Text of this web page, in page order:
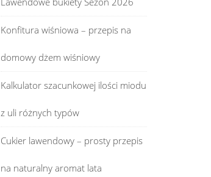
Konfitura wiśniowa – przepis na
domowy dżem wiśniowy
Kalkulator szacunkowej ilości miodu
z uli różnych typów
Cukier lawendowy – prosty przepis
na naturalny aromat lata